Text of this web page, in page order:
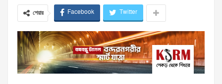
শেয়ার Facebook Twitter